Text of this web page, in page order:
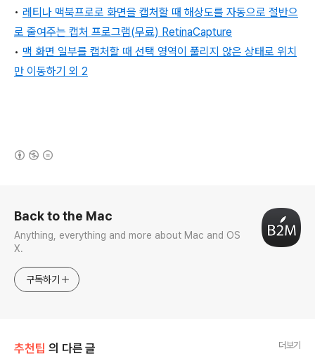
• 레티나 맥북프로로 화면을 캡처할 때 해상도를 자동으로 절반으
로 줄여주는 캡처 프로그램(무료) RetinaCapture
• 맥 화면 일부를 캡처할 때 선택 영역이 풀리지 않은 상태로 위치
만 이동하기 외 2
Back to the Mac
Anything, everything and more about Mac and OS
X.
구독하기
추천팁 의 다른 글 더보기